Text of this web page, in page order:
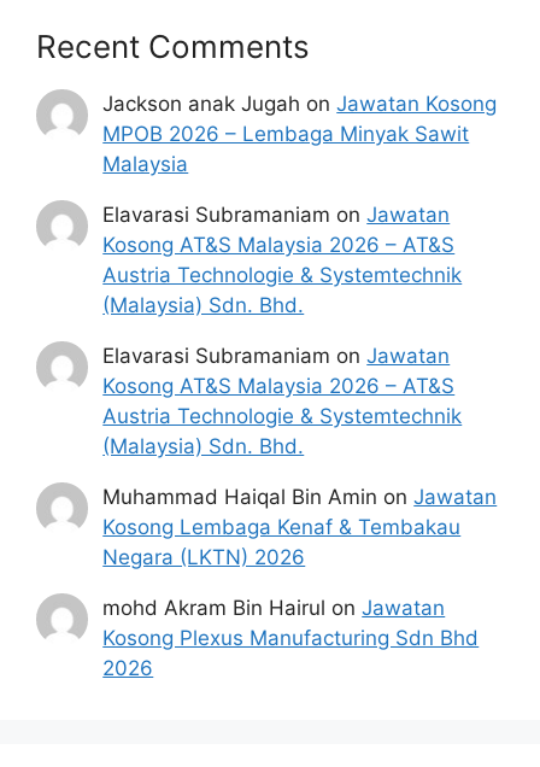
Recent Comments
Jackson anak Jugah onJawatan Kosong
MPOB 2026 – Lembaga Minyak Sawit
Malaysia
Elavarasi Subramaniam onJawatan
Kosong AT&S Malaysia 2026 – AT&S
Austria Technologie & Systemtechnik
(Malaysia) Sdn. Bhd.
Elavarasi Subramaniam onJawatan
Kosong AT&S Malaysia 2026 – AT&S
Austria Technologie & Systemtechnik
(Malaysia) Sdn. Bhd.
Muhammad Haiqal Bin Amin onJawatan
Kosong Lembaga Kenaf & Tembakau
Negara (LKTN) 2026
mohd Akram Bin Hairul onJawatan
Kosong Plexus Manufacturing Sdn Bhd
2026